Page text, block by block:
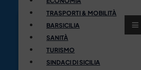
TRASPORTI & MOBILITÀ
BARSICILIA
SANITÀ
TURISMO
SINDACI DI SICILIA